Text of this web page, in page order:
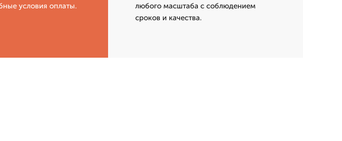
условия оплаты.
любого масштаба с соблюдением
сроков и качества.